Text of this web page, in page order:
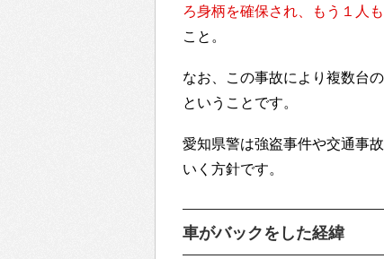
ろ身柄を確保され、もう１人
こと。
なお、この事故により複数台
ということです。
愛知県警は強盗事件や交通事
いく方針です。
車がバックをした経緯